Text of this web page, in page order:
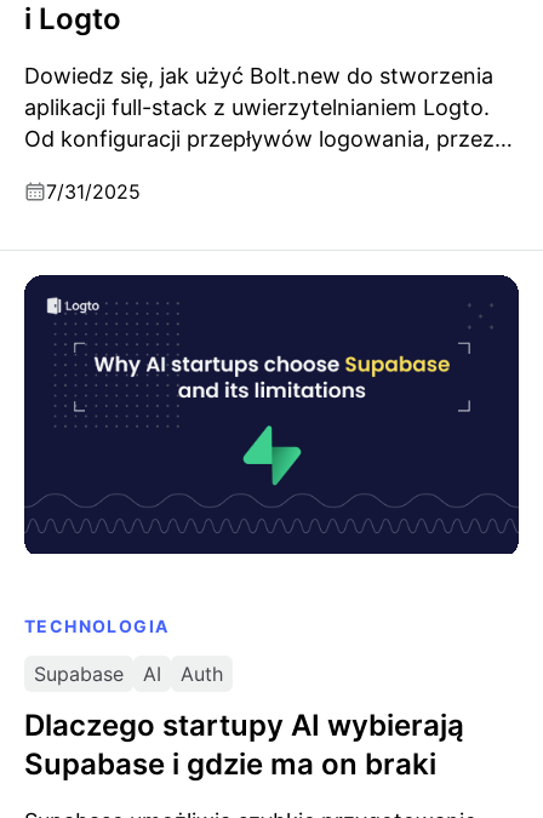
i Logto
Dowiedz się, jak użyć Bolt.new do stworzenia
aplikacji full-stack z uwierzytelnianiem Logto.
Od konfiguracji przepływów logowania, przez
włączanie logowania społecznościowego – ten
7/31/2025
TECHNOLOGIA
Supabase AI Auth
Dlaczego startupy AI wybierają
Supabase i gdzie ma on braki
Dlaczego startupy AI wybierają Supabase i gdzie ma
on braki